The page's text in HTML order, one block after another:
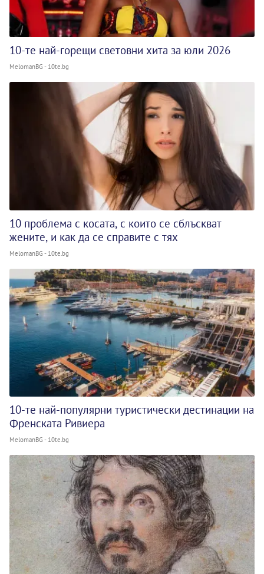
10-те най-горещи световни хита за юли 2026
MelomanBG - 10te.bg
10 проблема с косата, с които се сблъскват
жените, и как да се справите с тях
MelomanBG - 10te.bg
10-те най-популярни туристически дестинации на
Френската Ривиера
MelomanBG - 10te.bg